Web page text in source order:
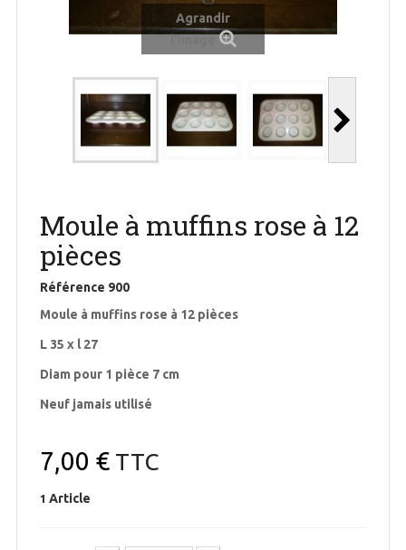
Agrandir
Moule à muffins rose à 12
pièces
Référence 900
Moule à muffins rose à 12 pièces
L 35 x l 27
Diam pour 1 pièce 7 cm
Neuf jamais utilisé
7,00 €TTC
1 Article